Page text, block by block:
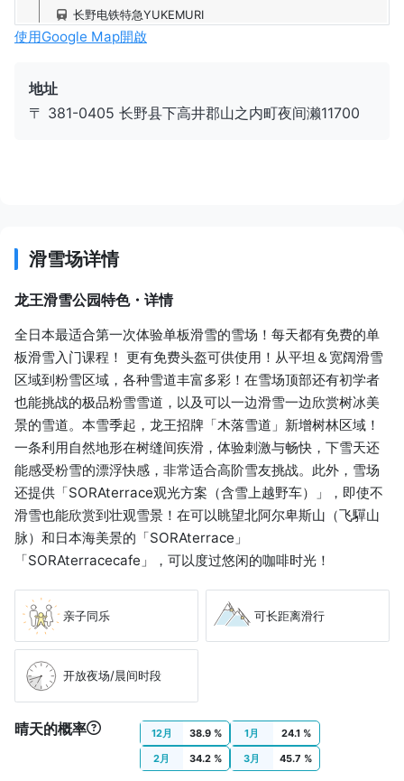
长野电铁特急YUKEMURI
45 分 JPY 1,590
免费接送巴士
使用Google Map開啟
地址
〒 381-0405 长野县下高井郡山之内町夜间濑11700
滑雪场详情
龙王滑雪公园特色・详情
全日本最适合第一次体验单板滑雪的雪场！每天都有免费的单
板滑雪入门课程！ 更有免费头盔可供使用！从平坦＆宽阔滑雪
区域到粉雪区域，各种雪道丰富多彩！在雪场顶部还有初学者
也能挑战的极品粉雪雪道，以及可以一边滑雪一边欣赏树冰美
景的雪道。本雪季起，龙王招牌「木落雪道」新增树林区域！
一条利用自然地形在树缝间疾滑，体验刺激与畅快，下雪天还
能感受粉雪的漂浮快感，非常适合高阶雪友挑战。此外，雪场
还提供「SORAterrace观光方案（含雪上越野车）」，即使不
滑雪也能欣赏到壮观雪景！在可以眺望北阿尔卑斯山（飞驒山
脉）和日本海美景的「SORAterrace」
「SORAterracecafe」，可以度过悠闲的咖啡时光！
亲子同乐 可长距离滑行
开放夜场/晨间时段
晴天的概率 12月 38.9 % 1月
24.1 %
2月
34.2 % 3月 45.7 %